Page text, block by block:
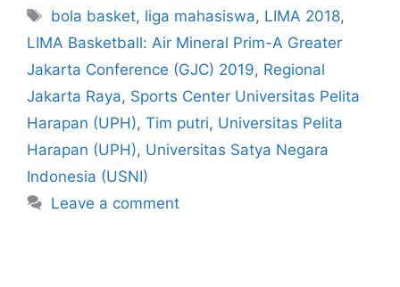
bola basket, liga mahasiswa, LIMA 2018,
LIMA Basketball: Air Mineral Prim-A Greater
Jakarta Conference (GJC) 2019, Regional
Jakarta Raya, Sports Center Universitas Pelita
Harapan (UPH), Tim putri, Universitas Pelita
Harapan (UPH), Universitas Satya Negara
Indonesia (USNI)
Leave a comment